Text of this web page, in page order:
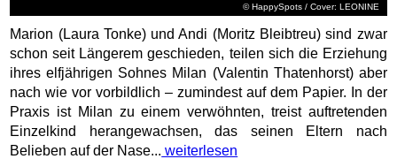
© HappySpots / Cover: LEONINE
Marion (Laura Tonke) und Andi (Moritz Bleibtreu) sind zwar
schon seit Längerem geschieden, teilen sich die Erziehung
ihres elfjährigen Sohnes Milan (Valentin Thatenhorst) aber
nach wie vor vorbildlich – zumindest auf dem Papier. In der
Praxis ist Milan zu einem verwöhnten, treist auftretenden
Einzelkind herangewachsen, das seinen Eltern nach
Belieben auf der Nase... weiterlesen